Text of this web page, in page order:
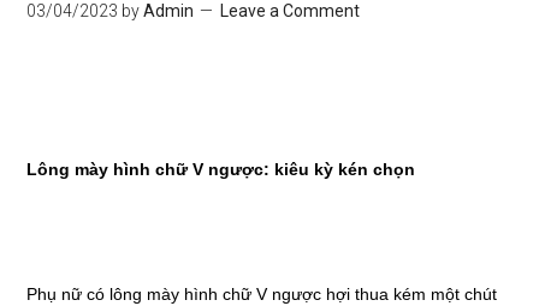
03/04/2023 byAdmin Leave a Comment
Lông mày hình chữ V ngược: kiêu kỳ kén chọn
Phụ nữ có lông mày hình chữ V ngược hợi thua kém một chút